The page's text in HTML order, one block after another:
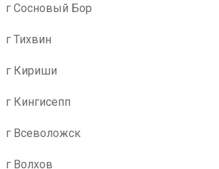
г Сосновый Бор
г Тихвин
г Кириши
г Кингисепп
г Всеволожск
г Волхов